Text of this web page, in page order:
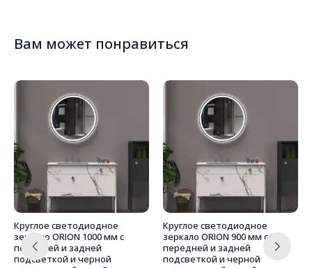
Вам может понравиться
Круглое светодиодное
зеркало ORION 1000 мм с
передней и задней
подсветкой и черной
Круглое светодиодное
зеркало ORION 900 мм с
передней и задней
подсветкой и черной